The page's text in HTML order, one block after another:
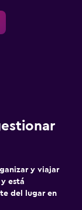
y viajar
está
del lugar en